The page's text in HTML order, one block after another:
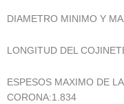
DIAMETRO MINIMO Y
LONGITUD DEL
ESPESOS MAXIMO DE
CORONA:1.834